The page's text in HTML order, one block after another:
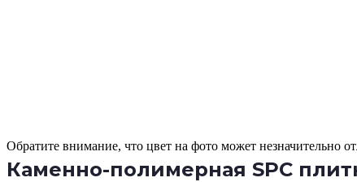
Обратите внимание, что цвет на фото может незначительно
Каменно-полимерная SPC